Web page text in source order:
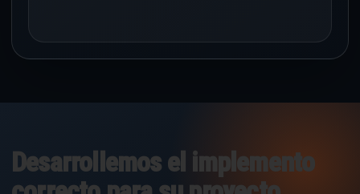
Desarrollemos el implemento